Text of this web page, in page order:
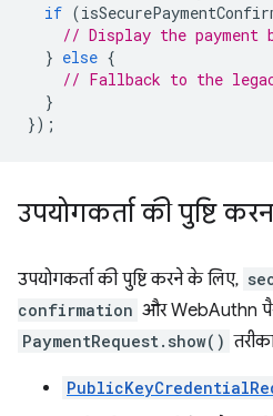
if (
// Display the payment
} else {
// Fallback to the
}
});
उपयोगकर्ता की पुष्टि
उपयोगकर्ता की पुष्टि करने के लिए,
confirmation और WebAuthn
PaymentRequest.show()